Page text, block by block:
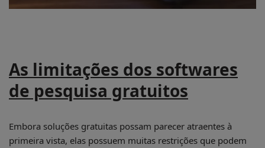
As limitações dos softwares
de pesquisa gratuitos
Embora soluções gratuitas possam parecer atraentes à
primeira vista, elas possuem muitas restrições que podem